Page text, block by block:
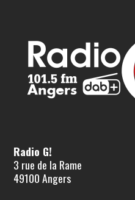
Radio G!
3 rue de la Rame
49100 Angers